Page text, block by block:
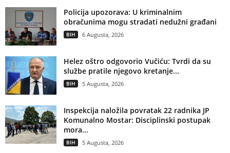
Policija upozorava: U kriminalnim
obračunima mogu stradati nedužni građani
BIH 6 Augusta, 2026
Helez oštro odgovorio Vučiću: Tvrdi da su
službe pratile njegovo kretanje...
BIH 5 Augusta, 2026
Inspekcija naložila povratak 22 radnika JP
Komunalno Mostar: Disciplinski postupak
mora...
BIH 5 Augusta, 2026